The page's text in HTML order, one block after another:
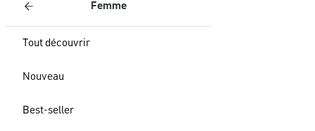
Femme
Tout découvrir
Nouveau
Best-seller